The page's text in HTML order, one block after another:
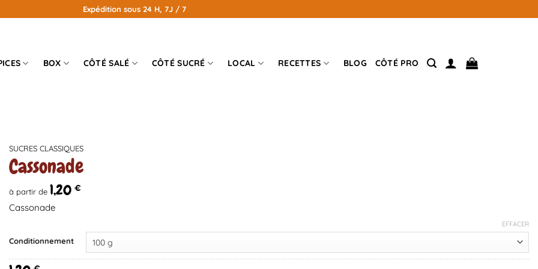
Expédition sous 24 H, 7J / 7
BOX CÔTÉ SALÉ CÔTÉ SUCRÉ LOCAL RECETTES BLOG CÔTÉ PRO
SUCRES CLASSIQUES
Cassonade
à partir de 1,20 €
Cassonade
Conditionnement
EFFACER